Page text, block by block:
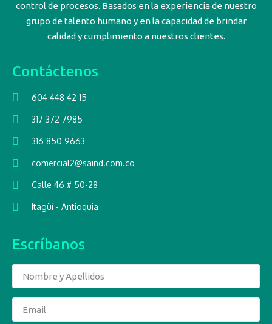
control de procesos. Basados en la experiencia de nuestro
grupo de talento humano y en la capacidad de brindar
calidad y cumplimiento a nuestros clientes.
Contáctenos
604 448 42 15
317 372 7985
316 850 9663
comercial2@saind.com.co
Calle 46 # 50-28
Itagüí - Antioquia
Escríbanos